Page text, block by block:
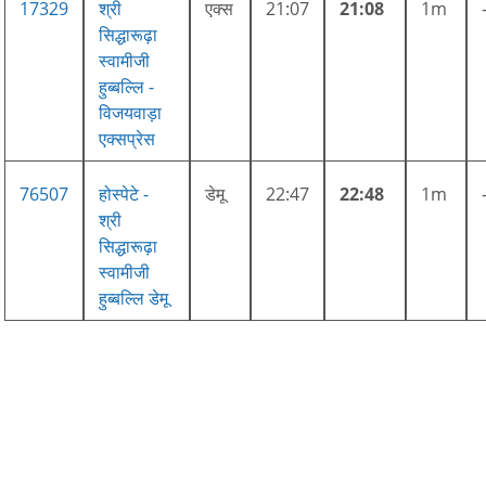
17329
श्री
सिद्धारूढ़ा
स्वामीजी
हुब्बल्लि -
विजयवाड़ा
एक्सप्रेस
एक्स 21:07 21:08 1m
76507
होस्पेटे -
श्री
सिद्धारूढ़ा
स्वामीजी
हुब्बल्लि डेमू
डेमू 22:47 22:48 1m